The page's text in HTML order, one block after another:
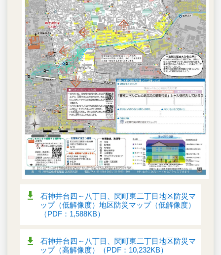
石神井台四～八丁目、関町東二丁目地区防災マ
ップ（低解像度）地区防災マップ（低解像度）
（PDF：1,588KB）
石神井台四～八丁目、関町東二丁目地区防災マ
ップ（高解像度）（PDF：10,232KB）